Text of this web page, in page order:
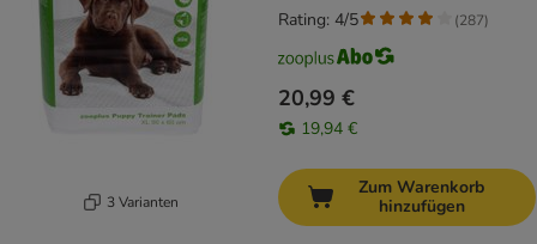
3 Varianten
20,99 €
19,94 €
Rating: 4/5 (287)
Zum Warenkorb
hinzufügen